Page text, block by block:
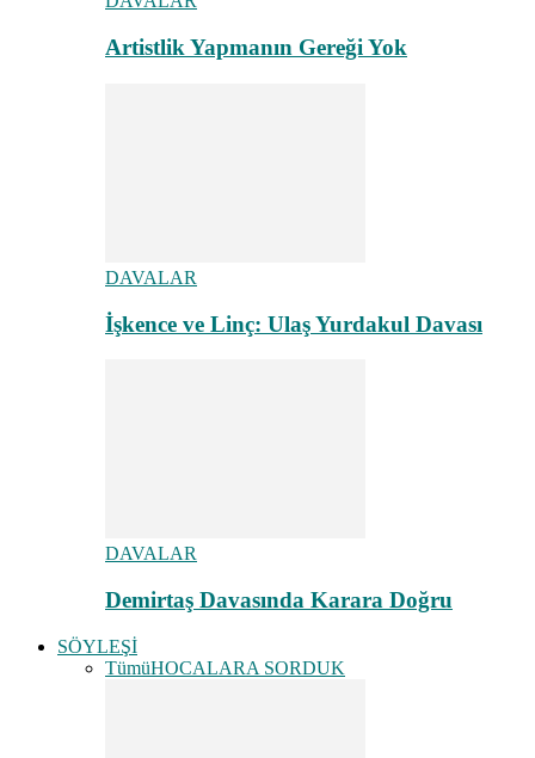
Artistlik Yapmanın Gereği Yok
DAVALAR
İşkence ve Linç: Ulaş Yurdakul Davası
DAVALAR
Demirtaş Davasında Karara Doğru
SÖYLEŞİ
TümüHOCALARA SORDUK